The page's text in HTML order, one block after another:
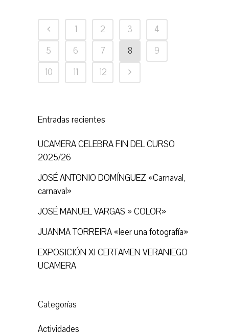
1 2 3
4
5
6 7 8
9
10
11 12
Entradas recientes
UCAMERA CELEBRA FIN DEL CURSO
2025/26
JOSÉ ANTONIO DOMÍNGUEZ «Carnaval,
carnaval»
JOSÉ MANUEL VARGAS » COLOR»
JUANMA TORREIRA «leer una fotografía»
EXPOSICIÓN XI CERTAMEN VERANIEGO
UCAMERA
Categorías
Actividades